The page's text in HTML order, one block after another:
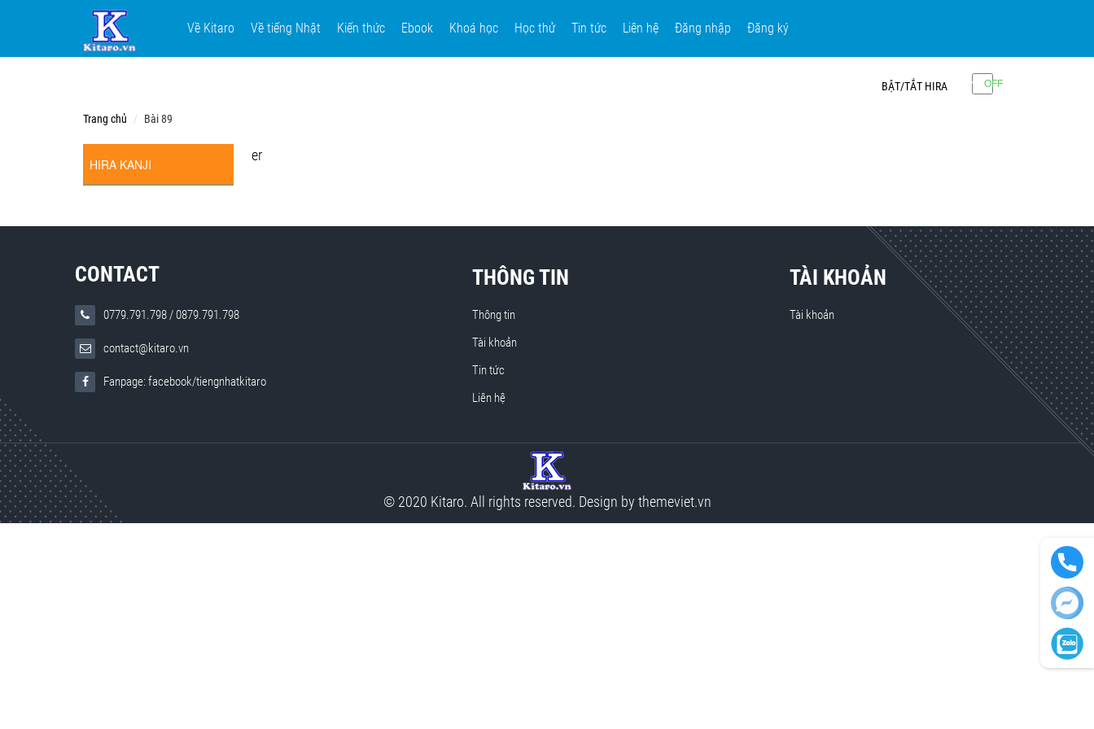
Về Kitaro Về tiếng Nhật Kiến thức Ebook Khoá học Học thử Tin tức Liên hệ Đăng nhập Đăng ký
BẬT/TẮT HIRA
Trang chủ Bài 89
HIRA KANJI
er
CONTACT
0779.791.798/0879.791.798
contact@kitaro.vn
Fanpage: facebook/tiengnhatkitaro
THÔNG TIN
Thông tin
Tài khoản
Tin tức
Liên hệ
TÀI KHOẢN
Tài khoản
© 2020 Kitaro. All rights reserved. Design by themeviet.vn